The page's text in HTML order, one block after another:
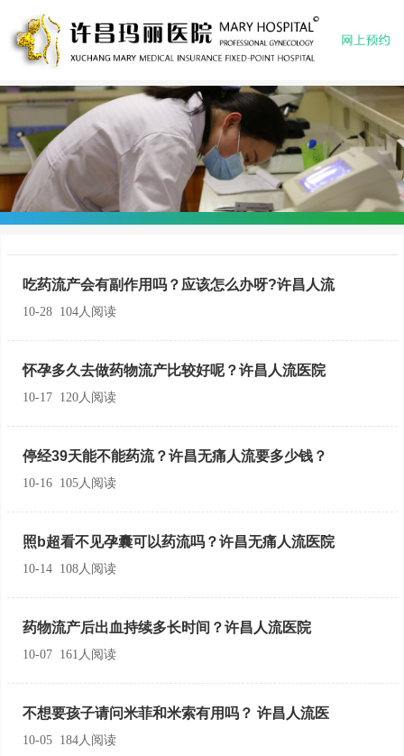
吃药流产会有副作用吗？应该怎么办呀?许昌人流
10-28 104人阅读
怀孕多久去做药物流产比较好呢？许昌人流医院
10-17 120人阅读
停经39天能不能药流？许昌无痛人流要多少钱？
10-16 105人阅读
照b超看不见孕囊可以药流吗？许昌无痛人流医院
10-14 108人阅读
药物流产后出血持续多长时间？许昌人流医院
10-07 161人阅读
不想要孩子请问米菲和米索有用吗？ 许昌人流医
10-05 184人阅读